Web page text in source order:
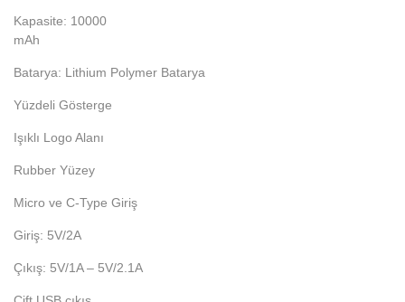
Kapasite: 10000
mAh
Batarya: Lithium Polymer Batarya
Yüzdeli Gösterge
Işıklı Logo Alanı
Rubber Yüzey
Micro ve C-Type Giriş
Giriş: 5V/2A
Çıkış: 5V/1A – 5V/2.1A